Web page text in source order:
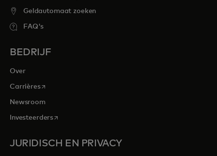
Geldautomaat zoeken
FAQ's
BEDRIJF
Over
Carrièresopens in a new tab
Newsroom
Investeerdersopens in a new tab
JURIDISCH EN PRIVACY